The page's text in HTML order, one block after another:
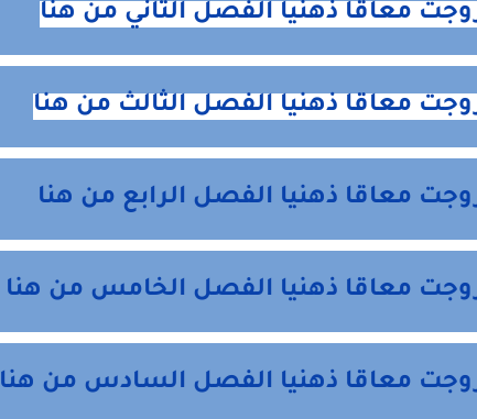
معاقا ذهنيا الفصل الثاني من هنا
معاقا ذهنيا الفصل الثالث من هنا
معاقا ذهنيا الفصل الرابع من هنا
معاقا ذهنيا الفصل الخامس من هنا
معاقا ذهنيا الفصل السادس من هنا